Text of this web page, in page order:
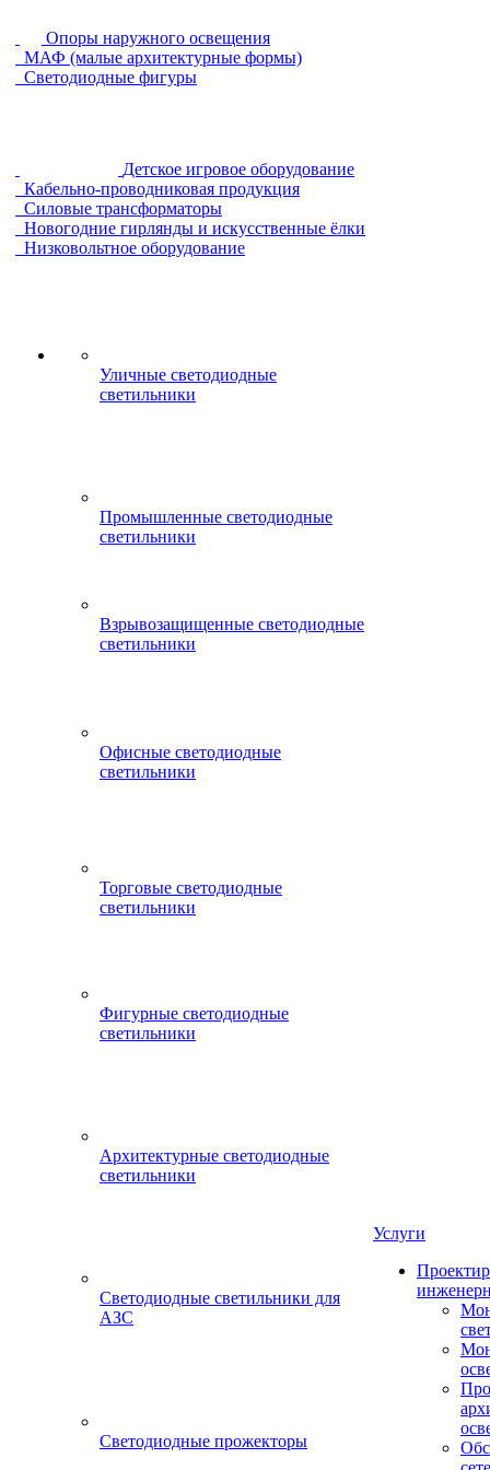
Опоры наружного освещения
МАФ (малые архитектурные формы)
Светодиодные фигуры
Детское игровое оборудование
Кабельно-проводниковая продукция
Силовые трансформаторы
Новогодние гирлянды и искусственные ёлки
Низковольтное оборудование
Уличные светодиодные
светильники
Промышленные светодиодные
светильники
Взрывозащищенные светодиодные
светильники
Офисные светодиодные
светильники
Торговые светодиодные
светильники
Фигурные светодиодные
светильники
Архитектурные светодиодные
светильники
Светодиодные светильники для
АЗС
Светодиодные прожекторы
Услуги